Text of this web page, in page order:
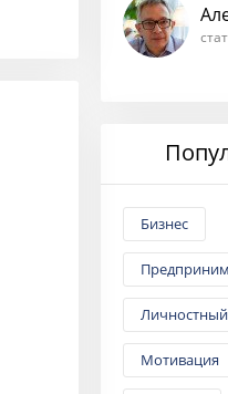
Бизнес
Мотивация